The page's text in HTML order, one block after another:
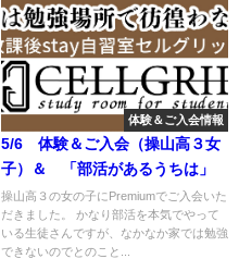
体験＆ご入会情報
5/6 体験＆ご入会（操山高３女
子）＆ 「部活があるうちは」
操山高３の女の子にPremiumでご入会いた
だきました。 かなり部活を本気でやって
いる生徒さんですが、なかなか家では勉強
できないのでとのこと...